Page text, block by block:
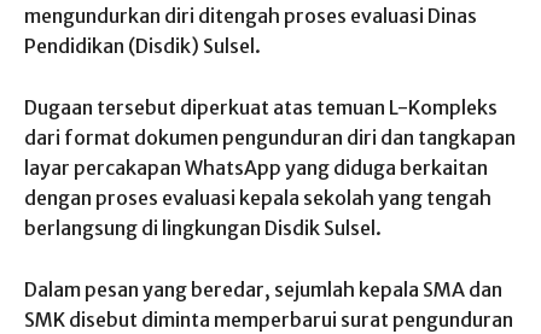
mengundurkan diri ditengah proses evaluasi Dinas
Pendidikan (Disdik) Sulsel.
Dugaan tersebut diperkuat atas temuan L-Kompleks
dari format dokumen pengunduran diri dan tangkapan
layar percakapan WhatsApp yang diduga berkaitan
dengan proses evaluasi kepala sekolah yang tengah
berlangsung di lingkungan Disdik Sulsel.
Dalam pesan yang beredar, sejumlah kepala SMA dan
SMK disebut diminta memperbarui surat pengunduran